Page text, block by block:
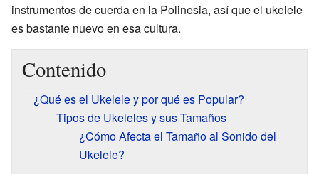
instrumentos de cuerda en la Polinesia, así que el ukelele
es bastante nuevo en esa cultura.
Contenido
¿Qué es el Ukelele y por qué es Popular?
Tipos de Ukeleles y sus Tamaños
¿Cómo Afecta el Tamaño al Sonido del
Ukelele?